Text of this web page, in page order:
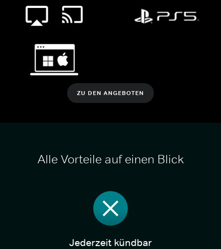
ZU DEN ANGEBOTEN
Alle Vorteile auf einen Blick
Jederzeit kündbar